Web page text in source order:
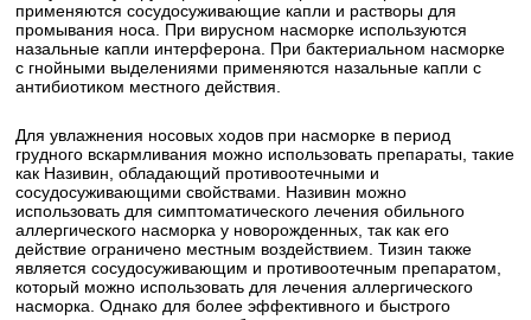
применяются сосудосуживающие капли и растворы для
промывания носа. При вирусном насморке используются
назальные капли интерферона. При бактериальном насморке
с гнойными выделениями применяются назальные капли с
антибиотиком местного действия.
Для увлажнения носовых ходов при насморке в период
грудного вскармливания можно использовать препараты, такие
как Називин, обладающий противоотечными и
сосудосуживающими свойствами. Називин можно
использовать для симптоматического лечения обильного
аллергического насморка у новорожденных, так как его
действие ограничено местным воздействием. Тизин также
является сосудосуживающим и противоотечным препаратом,
который можно использовать для лечения аллергического
насморка. Однако для более эффективного и быстрого